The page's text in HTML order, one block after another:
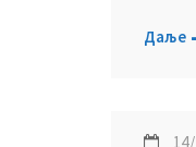
Даље